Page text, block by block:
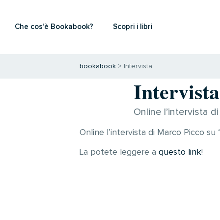
Che cos’è Bookabook? Scopri i libri
bookabook > Intervista
Intervista
Online l’intervista
Online l’intervista di Marco Picco su
La potete leggere a questo link!